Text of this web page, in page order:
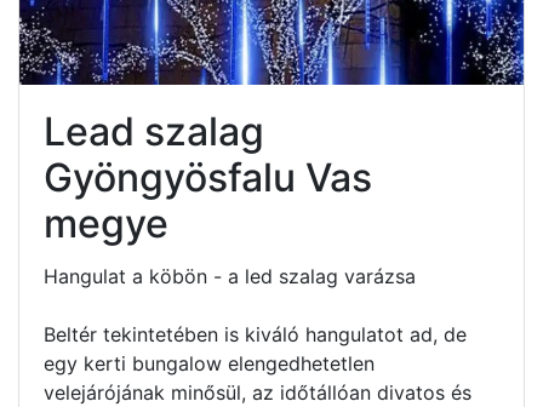
Lead szalag
Gyöngyösfalu Vas
megye
Hangulat a köbön - a led szalag varázsa
Beltér tekintetében is kiváló hangulatot ad, de
egy kerti bungalow elengedhetetlen
velejárójának minősül, az időtállóan divatos és